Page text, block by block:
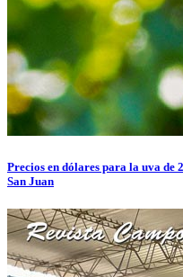
Precios en dólares para la uva de
San Juan